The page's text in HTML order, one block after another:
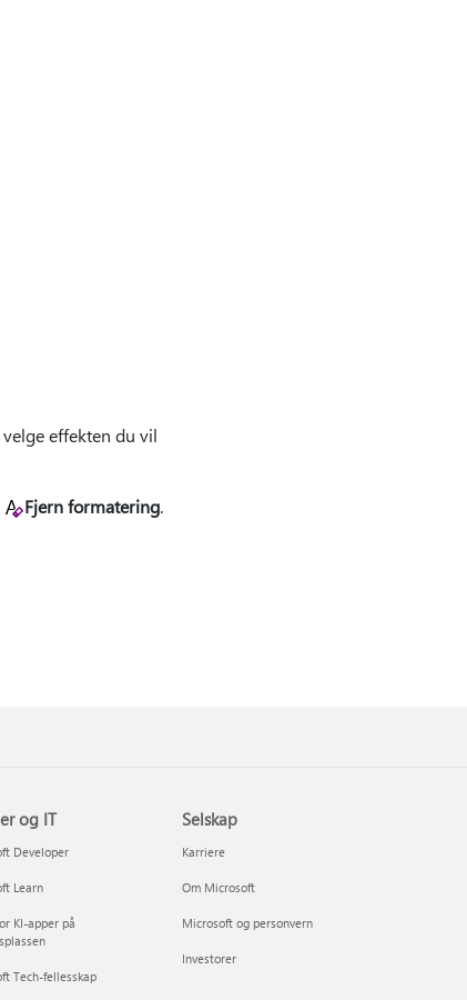
effekten du vil
Fjern formatering.
og IT
Developer
Learn
KI-apper på
Tech-fellesskap
Selskap
Karriere
Om Microsoft
Microsoft og personvern
Investorer